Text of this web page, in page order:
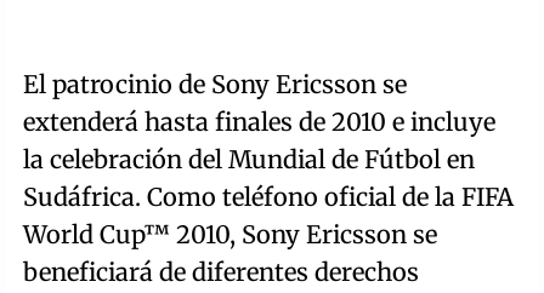
El patrocinio de Sony Ericsson se
extenderá hasta finales de 2010 e incluye
la celebración del Mundial de Fútbol en
Sudáfrica. Como teléfono oficial de la FIFA
World Cup™ 2010, Sony Ericsson se
beneficiará de diferentes derechos